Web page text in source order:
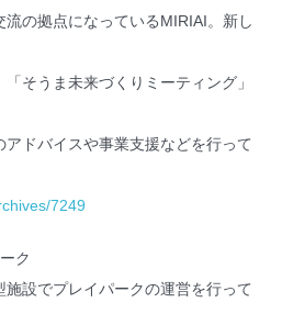
の拠点になっているMIRIAI。新し
そうま未来づくりミーティング」
ドバイスや事業支援などを行って
7249
ク
設でプレイパークの運営を行って